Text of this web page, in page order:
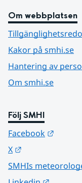
Om webbplatsen
Kakor på smhi.se
Hantering av
Om smhi.se
Följ SMHI
Facebook
X
SMHIs